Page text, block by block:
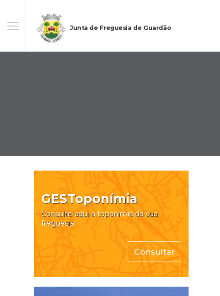
Junta de Freguesia de Guardão
GESToponímia
Consulte aqui a toponímia da sua
freguesia
Consultar